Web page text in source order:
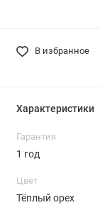
В избранное
Характеристики
Гарантия
1 год
Цвет
Тёплый орех